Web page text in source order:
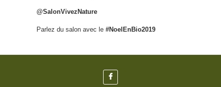
@SalonVivezNature
Parlez du salon avec le #NoelEnBio2019